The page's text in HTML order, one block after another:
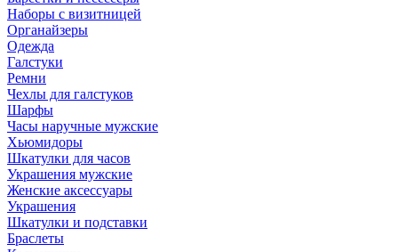
Наборы с визитницей
Органайзеры
Одежда
Галстуки
Ремни
Чехлы для галстуков
Шарфы
Часы наручные мужские
Хьюмидоры
Шкатулки для часов
Украшения мужские
Женские аксессуары
Украшения
Шкатулки и подставки
Браслеты